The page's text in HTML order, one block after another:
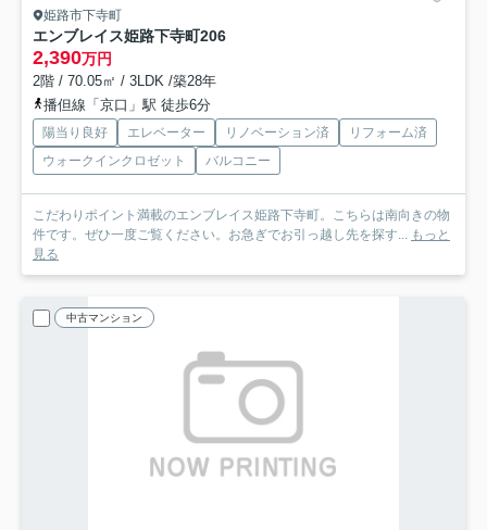
姫路市下寺町
エンブレイス姫路下寺町206
2,390万円
2階 / 70.05㎡ / 3LDK /築28年
播但線「京口」駅 徒歩6分
陽当り良好 エレベーター リノベーション済
リフォーム済
ウォークインクロゼット
バルコニー
こだわりポイント満載のエンブレイス姫路下寺町。こちらは南向きの物
件です。ぜひ一度ご覧ください。お急ぎでお引っ越し先を探す... もっと
見る
中古マンション